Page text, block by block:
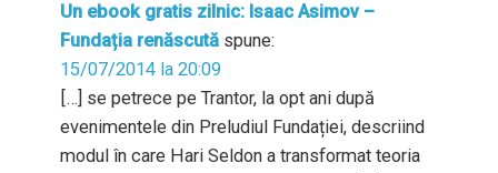
Un ebook gratis zilnic: Isaac Asimov –
Fundația renăscută spune:
15/07/2014 la 20:09
[…] se petrece pe Trantor, la opt ani după
evenimentele din Preludiul Fundației, descriind
modul în care Hari Seldon a transformat teoria